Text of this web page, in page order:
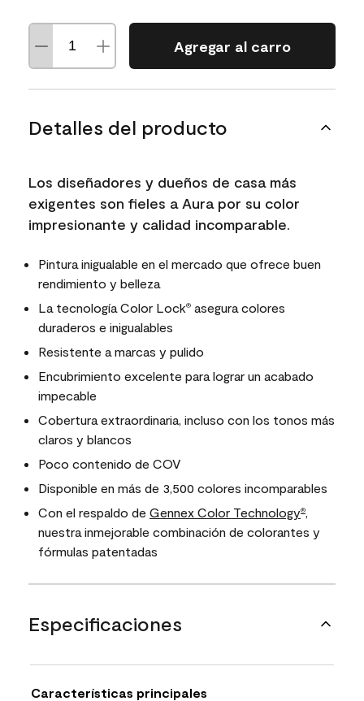
Agregar al carro
Detalles del producto
Los diseñadores y dueños de casa más
exigentes son fieles a Aura por su color
impresionante y calidad incomparable.
Pintura inigualable en el mercado que ofrece buen
rendimiento y belleza
La tecnología Color Lock® asegura colores
duraderos e inigualables
Resistente a marcas y pulido
Encubrimiento excelente para lograr un acabado
impecable
Cobertura extraordinaria, incluso con los tonos más
claros y blancos
Poco contenido de COV
Disponible en más de 3,500 colores incomparables
Con el respaldo de Gennex Color Technology®,
nuestra inmejorable combinación de colorantes y
fórmulas patentadas
Especificaciones
Características principales